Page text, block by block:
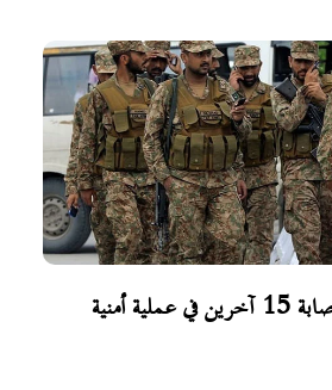
مقتل 8 مسلحين وإصابة 15 آخرين في عملية أمنية